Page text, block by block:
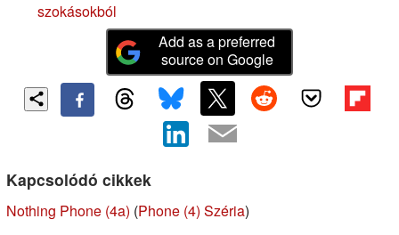
szokásokból
Add as a preferred
source on Google
Kapcsolódó cikkek
Nothing Phone (4a) (Phone (4) Széria)